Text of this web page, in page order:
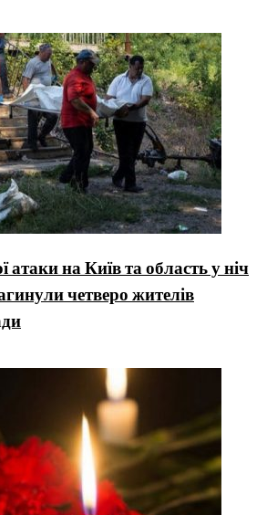
атаки на Київ та область у ніч
четверо жителів